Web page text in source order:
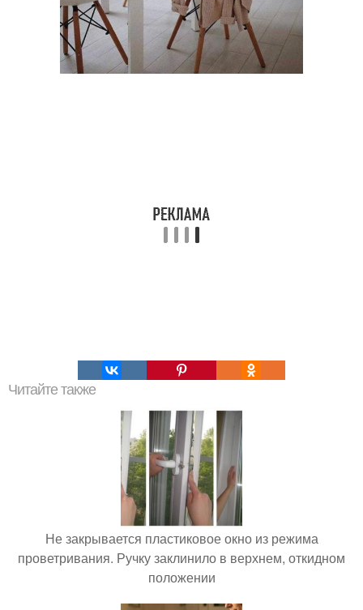
Читайте также
Не закрывается пластиковое окно из режима
проветривания. Ручку заклинило в верхнем, откидном
положении